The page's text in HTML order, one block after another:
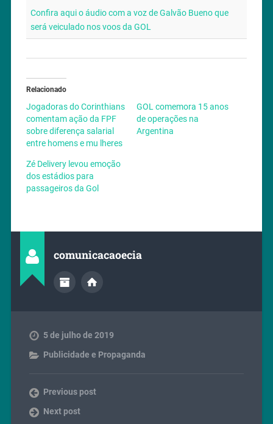
Confira aqui o áudio com a voz de Galvão Bueno que
será veiculado nos voos da GOL
Relacionado
Jogadoras do Corinthians
comentam ação da FPF
sobre diferença salarial
entre homens e mu lheres
GOL comemora 15 anos
de operações na
Argentina
Zé Delivery levou emoção
dos estádios para
passageiros da Gol
comunicacaoecia
5 de julho de 2019
Publicidade e Propaganda
Previous post
Next post